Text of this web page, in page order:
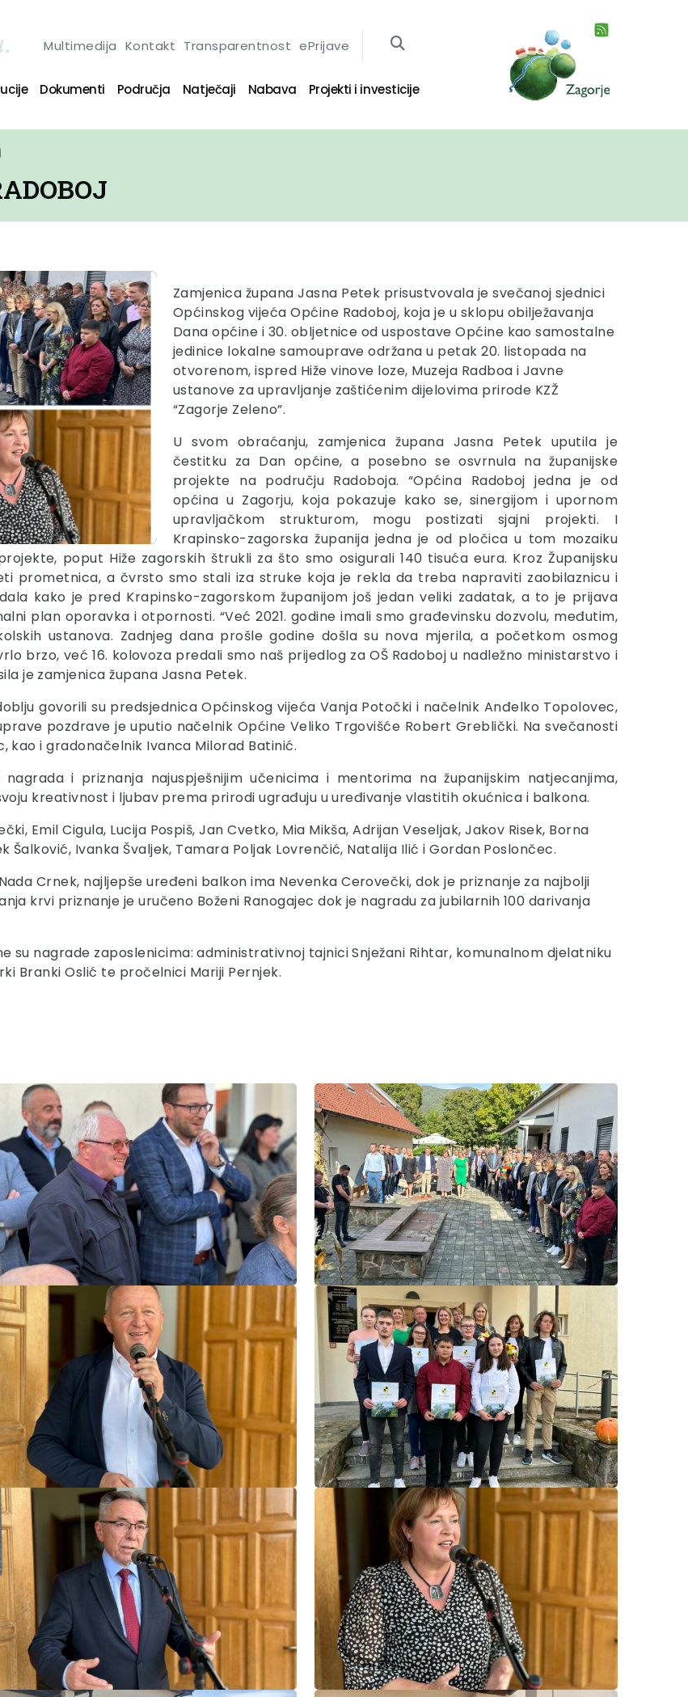
Multimedija Kontakt Transparentnost ePrijave
Dokumenti Područja Natječaji Nabava Projekti i investicije
Zamjenica župana Jasna Petek prisustvovala je svečanoj sjednici
Općinskog vijeća Općine Radoboj, koja je u sklopu obilježavanja
Dana općine i 30. obljetnice od uspostave Općine kao samostalne
jedinice lokalne samouprave održana u petak 20. listopada na
otvorenom, ispred Hiže vinove loze, Muzeja Radboa i Javne
ustanove za upravljanje zaštićenim dijelovima prirode KZŽ
“Zagorje Zeleno”.
U svom obraćanju, zamjenica župana Jasna Petek uputila je
čestitku za Dan općine, a posebno se osvrnula na županijske
projekte na području Radoboja. “Općina Radoboj jedna je od
općina u Zagorju, koja pokazuje kako se, sinergijom i upornom
upravljačkom strukturom, mogu postizati sjajni projekti. I
Krapinsko-zagorska županija jedna je od pločica u tom mozaiku
poput Hiže zagorskih štrukli za što smo osigurali 140 tisuća eura. Kroz Županijsku
prometnica, a čvrsto smo stali iza struke koja je rekla da treba napraviti zaobilaznicu i
kako je pred Krapinsko-zagorskom županijom još jedan veliki zadatak, a to je prijava
plan oporavka i otpornosti. “Već 2021. godine imali smo građevinsku dozvolu, međutim,
ustanova. Zadnjeg dana prošle godine došla su nova mjerila, a početkom osmog
brzo, već 16. kolovoza predali smo naš prijedlog za OŠ Radoboj u nadležno ministarstvo i
je zamjenica župana Jasna Petek.
govorili su predsjednica Općinskog vijeća Vanja Potočki i načelnik Anđelko Topolovec,
pozdrave je uputio načelnik Općine Veliko Trgovišće Robert Greblički. Na svečanosti
kao i gradonačelnik Ivanca Milorad Batinić.
i priznanja najuspješnijim učenicima i mentorima na županijskim natjecanjima,
kreativnost i ljubav prema prirodi ugrađuju u uređivanje vlastitih okućnica i balkona.
Emil Cigula, Lucija Pospiš, Jan Cvetko, Mia Mikša, Adrijan Veseljak, Jakov Risek, Borna
Ivanka Švaljek, Tamara Poljak Lovrenčić, Natalija Ilić i Gordan Poslončec.
Crnek, najljepše uređeni balkon ima Nevenka Cerovečki, dok je priznanje za najbolji
krvi priznanje je uručeno Boženi Ranogajec dok je nagradu za jubilarnih 100 darivanja
su nagrade zaposlenicima: administrativnoj tajnici Snježani Rihtar, komunalnom djelatniku
Branki Oslić te pročelnici Mariji Pernjek.